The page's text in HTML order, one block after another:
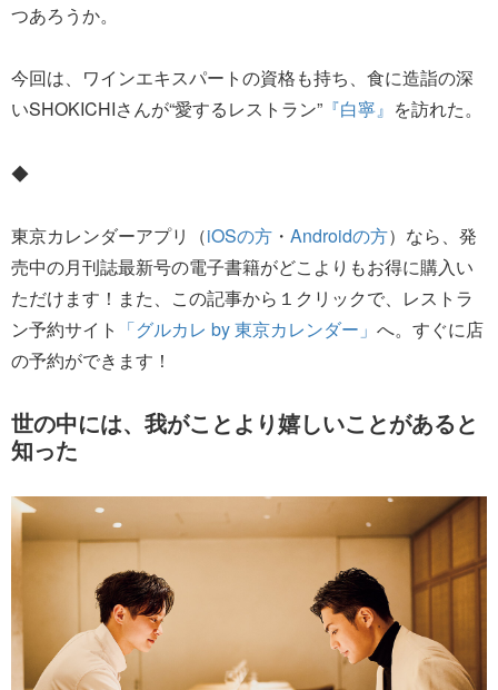
つあろうか。
今回は、ワインエキスパートの資格も持ち、食に造詣の深
いSHOKICHIさんが“愛するレストラン” 『白寧』 を訪れた。
◆
東京カレンダーアプリ（iOSの方 ・ Androidの方）なら、発
売中の月刊誌最新号の電子書籍がどこよりもお得に購入い
ただけます！また、この記事から１クリックで、レストラ
ン予約サイト 「グルカレ by 東京カレンダー」 へ。すぐに店
の予約ができます！
世の中には、我がことより嬉しいことがあると
知った